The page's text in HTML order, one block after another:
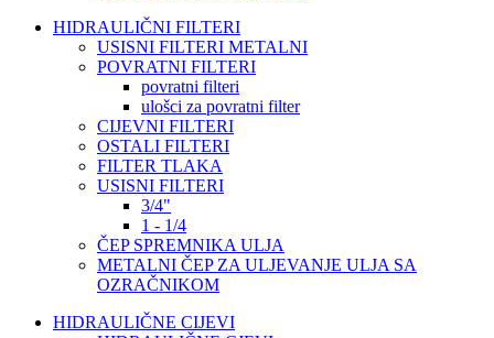
HIDRAULIČNI FILTERI
USISNI FILTERI METALNI
POVRATNI FILTERI
povratni filteri
ulošci za povratni filter
CIJEVNI FILTERI
OSTALI FILTERI
FILTER TLAKA
USISNI FILTERI
3/4"
1 - 1/4
ČEP SPREMNIKA ULJA
METALNI ČEP ZA ULJEVANJE ULJA SA
OZRAČNIKOM
HIDRAULIČNE CIJEVI